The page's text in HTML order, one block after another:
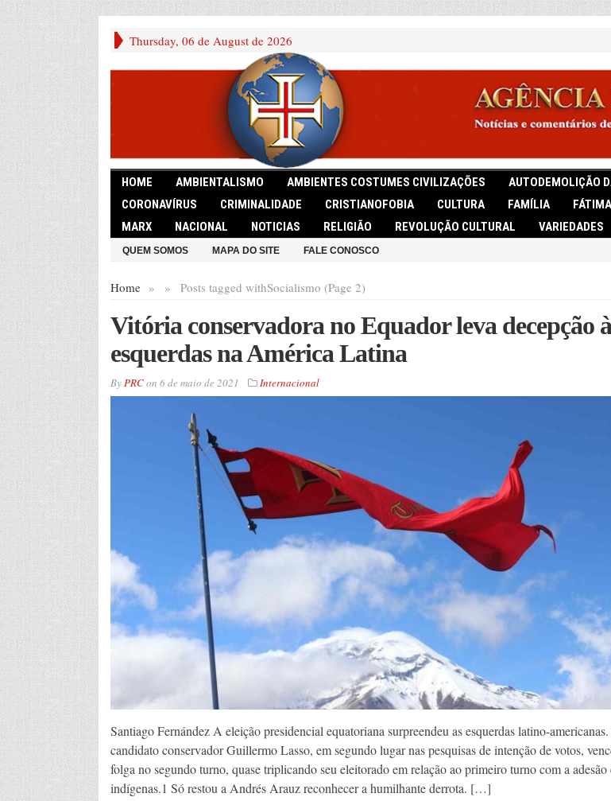
Thursday, 06 de August de 2026
HOME AMBIENTALISMO AMBIENTES COSTUMES CIVILIZAÇÕES AUTODEMOLIÇÃO
CORONAVÍRUS
CRIMINALIDADE CRISTIANOFOBIA CULTURA FAMÍLIA FÁTIMA
MARX
NACIONAL NOTICIAS RELIGIÃO REVOLUÇÃO CULTURAL VARIEDADES
QUEM SOMOS MAPA DO SITE FALE CONOSCO
Home » Posts tagged with
» Socialismo (Page 2)
Vitória conservadora no Equador leva decepção
esquerdas na América Latina
ByPRCon 6 de maio de 2021 Internacional
Santiago Fernández A eleição presidencial equatoriana surpreendeu as esquerdas latino-
candidato conservador Guillermo Lasso, em segundo lugar nas pesquisas de intenção de votos,
folga no segundo turno, quase triplicando seu eleitorado em relação ao primeiro turno com a adesão
indígenas.1 Só restou a Andrés Arauz reconhecer a humilhante derrota. […]